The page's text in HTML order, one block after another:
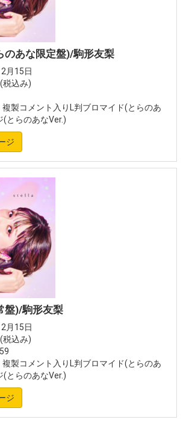
のあな限定盤)/駒形友梨
月15日
込み)
複製コメント入りL判ブロマイド(とらのあ
(とらのあなVer.)
ジ
盤)/駒形友梨
月15日
込み)
複製コメント入りL判ブロマイド(とらのあ
(とらのあなVer.)
ジ